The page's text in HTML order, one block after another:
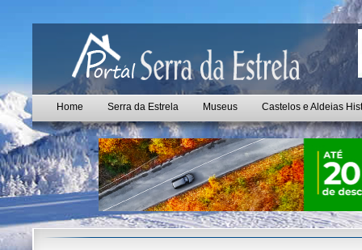
Home Serra da Estrela Museus Castelos e Aldeias